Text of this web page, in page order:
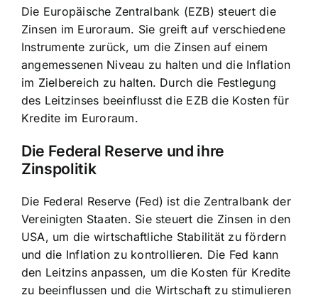
Die Europäische Zentralbank (EZB) steuert die
Zinsen im Euroraum. Sie greift auf verschiedene
Instrumente zurück, um die Zinsen auf einem
angemessenen Niveau zu halten und die Inflation
im Zielbereich zu halten. Durch die Festlegung
des Leitzinses beeinflusst die EZB die Kosten für
Kredite im Euroraum.
Die Federal Reserve und ihre
Zinspolitik
Die Federal Reserve (Fed) ist die Zentralbank der
Vereinigten Staaten. Sie steuert die Zinsen in den
USA, um die wirtschaftliche Stabilität zu fördern
und die Inflation zu kontrollieren. Die Fed kann
den Leitzins anpassen, um die Kosten für Kredite
zu beeinflussen und die Wirtschaft zu stimulieren